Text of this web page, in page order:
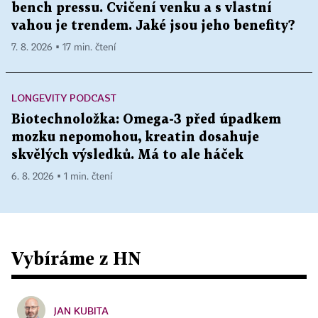
bench pressu. Cvičení venku a s vlastní
vahou je trendem. Jaké jsou jeho benefity?
7. 8. 2026 ▪ 17 min. čtení
LONGEVITY PODCAST
Biotechnoložka: Omega-3 před úpadkem
mozku nepomohou, kreatin dosahuje
skvělých výsledků. Má to ale háček
6. 8. 2026 ▪ 1 min. čtení
Vybíráme z HN
JAN KUBITA